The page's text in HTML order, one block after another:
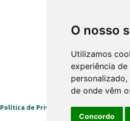
O nosso
Utilizamos
experiência
de onde vêm
Concordo
Política de Privacidade|Livro de